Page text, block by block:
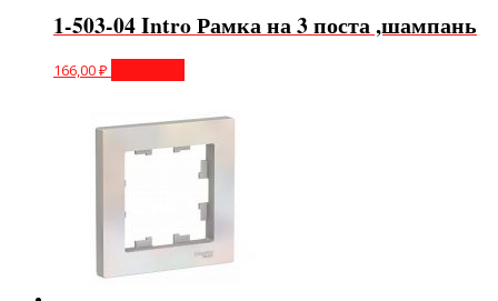
1-503-04 Intro Рамка на 3 поста ,шампань
166,00₽